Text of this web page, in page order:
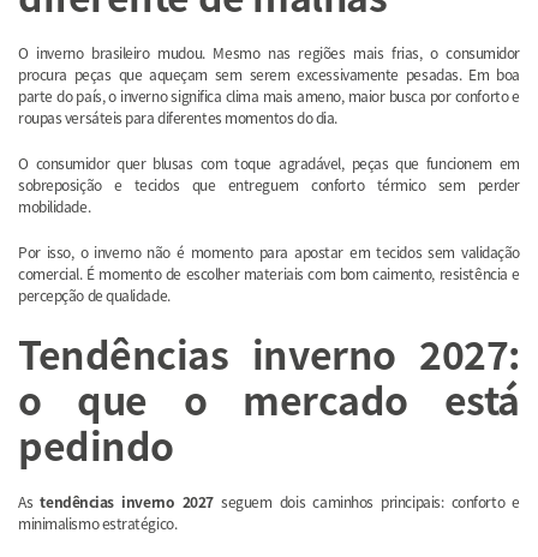
O inverno brasileiro mudou. Mesmo nas regiões mais frias, o consumidor
procura peças que aqueçam sem serem excessivamente pesadas. Em boa
parte do país, o inverno significa clima mais ameno, maior busca por conforto e
roupas versáteis para diferentes momentos do dia.
O consumidor quer blusas com toque agradável, peças que funcionem em
sobreposição e tecidos que entreguem conforto térmico sem perder
mobilidade.
Por isso, o inverno não é momento para apostar em tecidos sem validação
comercial. É momento de escolher materiais com bom caimento, resistência e
percepção de qualidade.
Tendências inverno 2027:
o que o mercado está
pedindo
Astendências inverno 2027seguem dois caminhos principais: conforto e
minimalismo estratégico.